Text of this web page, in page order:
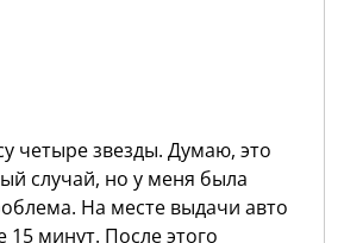
четыре звезды. Думаю, это
случай, но у меня была
На месте выдачи авто
минут. После этого